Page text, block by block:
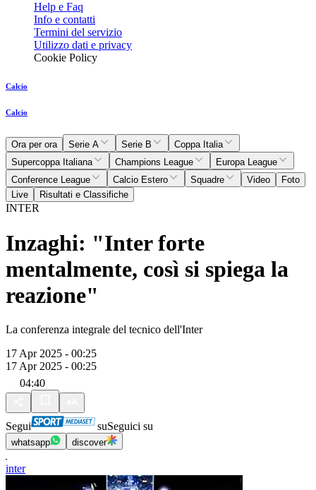
Help e Faq
Info e contatti
Termini del servizio
Utilizzo dati e privacy
Cookie Policy
Calcio
Calcio
Ora per ora Serie A Serie B
Coppa Italia
Supercoppa Italiana
Champions League
Europa League
Conference League
Calcio Estero Squadre Video
Foto
Live
Risultati e Classifiche
INTER
Inzaghi: "Inter forte
mentalmente, così si spiega la
reazione"
La conferenza integrale del tecnico dell'Inter
17 Apr 2025 - 00:25
17 Apr 2025 - 00:25
04:40
Segui suSeguici su
whatsapp discover
inter